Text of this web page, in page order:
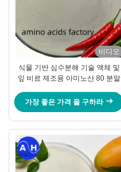
비디오
식물 기반 심수분해 기술 액체 및
잎 비료 제조용 아미노산 80 분말
가장 좋은 가격 을 구하라